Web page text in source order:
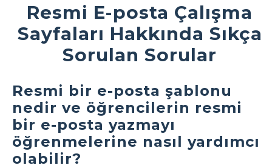
Resmi E-posta Çalışma
Sayfaları Hakkında Sıkça
Sorulan Sorular
Resmi bir e-posta şablonu
nedir ve öğrencilerin resmi
bir e-posta yazmayı
öğrenmelerine nasıl yardımcı
olabilir?